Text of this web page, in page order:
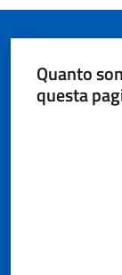
Quanto
questa